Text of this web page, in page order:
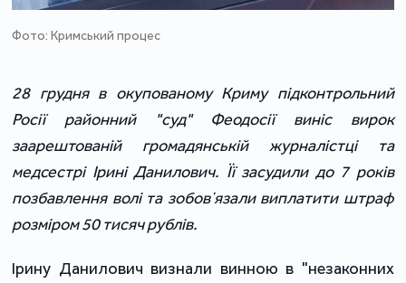
Фото: Кримський процес
28 грудня в окупованому Криму підконтрольний
Росії районний "суд" Феодосії виніс вирок
заарештованій громадянській журналістці та
медсестрі Ірині Данилович. Її засудили до 7 років
позбавлення волі та зобовʼязали виплатити штраф
розміром 50 тисяч рублів.
Ірину Данилович визнали винною в "незаконних